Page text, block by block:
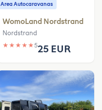
Area Autocaravanas
WomoLand Nordstrand
Nordstrand
★ ★ ★ ★ ★525 EUR